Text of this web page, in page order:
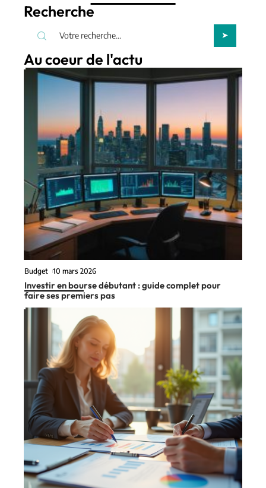
Recherche
Au coeur de l'actu
Budget 10 mars 2026
Investir en bourse débutant : guide complet pour
faire ses premiers pas